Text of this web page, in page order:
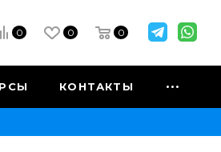
0 0 0
КОНТАКТЫ